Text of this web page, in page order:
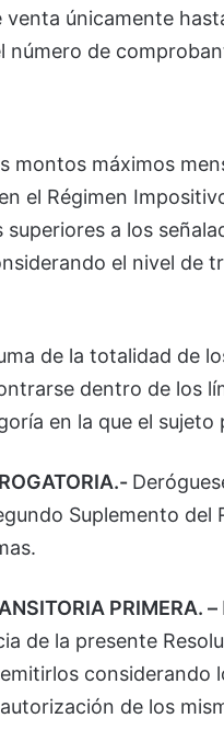
únicamente
número de
montos máximos
el Régimen
a los
el nivel de
de la totalidad de
dentro de los
en la que el
Suplemento
PRIMERA. –
de la presente
considerando
de los